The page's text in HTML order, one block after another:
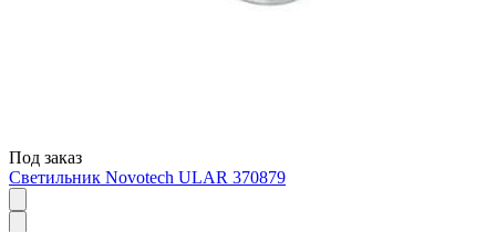
Под заказ
Светильник Novotech ULAR 370879